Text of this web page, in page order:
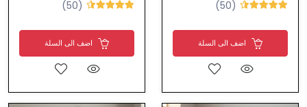
(50)
اضف الى السلة
(50)
اضف الى السلة